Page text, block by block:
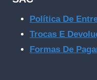
Política De
Trocas E
Formas De